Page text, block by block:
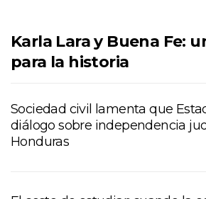
Karla Lara y Buena Fe:
para la historia
Sociedad civil lamenta que
diálogo sobre independencia
Honduras